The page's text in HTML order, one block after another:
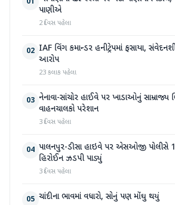
પાણીએ
2 દિવસ પહેલા
02 IAF વિંગ કમાન્ડર હનીટ્રેપમાં ફસાયા,
આરોપ
23 કલાક પહેલા
03 નેનાવા-સાંચોર હાઈવે પર ખાડાઓનું સામ્રાજ્ય
વાહનચાલકો પરેશાન
3 દિવસ પહેલા
04 પાલનપુર-ડીસા હાઇવે પર એસઓજી પોલીસે
હિરોઈન ઝડપી પાડ્યું
3 દિવસ પહેલા
05 ચાંદીના ભાવમાં વધારો, સોનું પણ મોંઘુ થયું